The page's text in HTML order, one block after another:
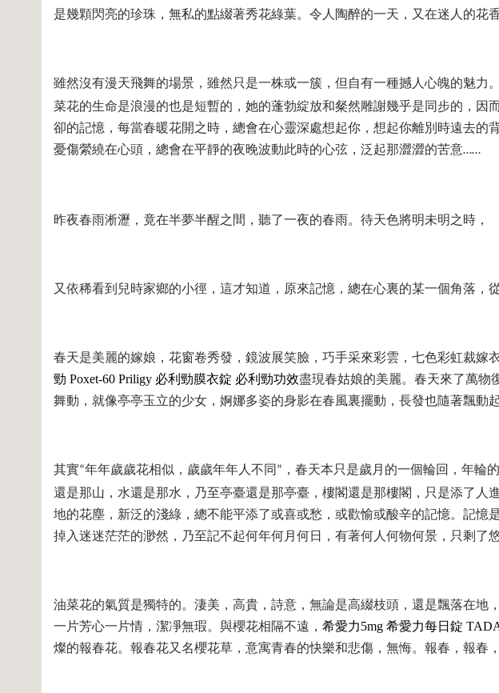
是幾顆閃亮的珍珠，無私的點綴著秀花綠葉。令人陶醉的一天，又在迷人的花
雖然沒有漫天飛舞的場景，雖然只是一株或一簇，但自有一種撼人心魄的魅力。
菜花的生命是浪漫的也是短暫的，她的蓬勃綻放和粲然雕謝幾乎是同步的，因
卻的記憶，每當春暖花開之時，總會在心靈深處想起你，想起你離別時遠去的
憂傷縈繞在心頭，總會在平靜的夜晚波動此時的心弦，泛起那澀澀的苦意……
昨夜春雨淅瀝，竟在半夢半醒之間，聽了一夜的春雨。待天色將明未明之時，
又依稀看到兒時家鄉的小徑，這才知道，原來記憶，總在心裏的某一個角落，
春天是美麗的嫁娘，花窗卷秀發，鏡波展笑臉，巧手采來彩雲，七色彩虹裁嫁
勁 Poxet-60 Priligy 必利勁膜衣錠 必利勁功效盡現春姑娘的美麗。春天來了萬物
舞動，就像亭亭玉立的少女，婀娜多姿的身影在春風裏擺動，長發也隨著飄動
其實“年年歲歲花相似，歲歲年年人不同 ” ，春天本只是歲月的一個輪回，年輪
還是那山，水還是那水，乃至亭臺還是那亭臺，樓閣還是那樓閣，只是添了人
地的花塵，新泛的淺綠，總不能平添了或喜或愁，或歡愉或酸辛的記憶。記憶
掉入迷迷茫茫的渺然，乃至記不起何年何月何日，有著何人何物何景，只剩了
油菜花的氣質是獨特的。淒美，高貴，詩意，無論是高綴枝頭，還是飄落在地
一片芳心一片情，潔凈無瑕。與櫻花相隔不遠， 希愛力5mg 希愛力每日錠
燦的報春花。報春花又名櫻花草，意寓青春的快樂和悲傷，無悔。報春，報春